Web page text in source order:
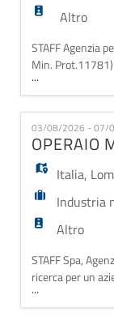
Altro
STAFF Agenzia
Min.
UN/A BACK
occuperà di
contatto con
stessi.
iniziale a tempo
...
03/08/2026 - 07/
OPERAIO
Italia,
Industria
Altro
STAFF Spa,
ricerca per un
industria zona
...